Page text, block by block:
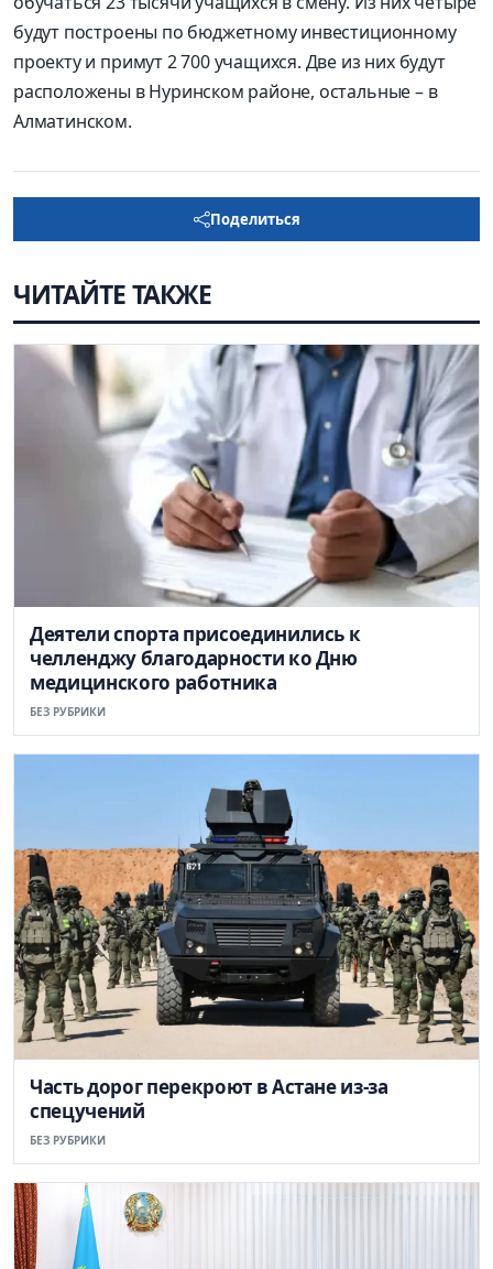
будут построены по бюджетному инвестиционному
проекту и примут 2 700 учащихся. Две из них будут
расположены в Нуринском районе, остальные – в
Алматинском.
Поделиться
ЧИТАЙТЕ ТАКЖЕ
Деятели спорта присоединились к
челленджу благодарности ко Дню
медицинского работника
БЕЗ РУБРИКИ
Часть дорог перекроют в Астане из-за
спецучений
БЕЗ РУБРИКИ